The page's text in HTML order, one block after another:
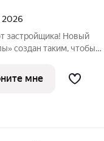
2026
застройщика! Новый
создан таким, чтобы
микрорайоне в
мне